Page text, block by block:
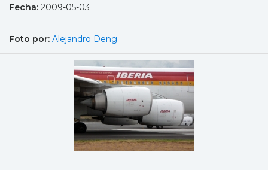
Fecha: 2009-05-03
Foto por: Alejandro Deng